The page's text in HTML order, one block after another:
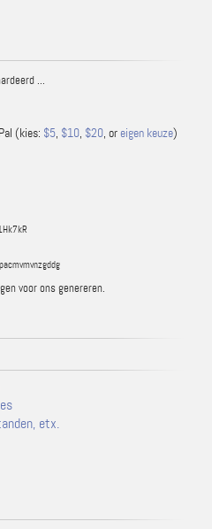
...
(kies: $5, $10, $20, or eigen keuze)
voor ons genereren.
etx.